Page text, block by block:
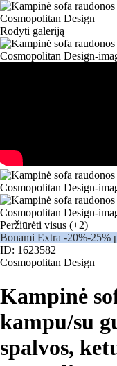
Rodyti galeriją
Peržiūrėti visus (+2)
Bonami Extra -20%-25%
ID: 1623582
Cosmopolitan Design
Kampinė
kampu/su
spalvos,